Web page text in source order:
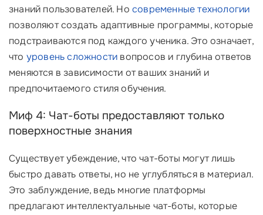
знаний пользователей. Но современные технологии
позволяют создать адаптивные программы, которые
подстраиваются под каждого ученика. Это означает,
что уровень сложности вопросов и глубина ответов
меняются в зависимости от ваших знаний и
предпочитаемого стиля обучения.
Миф 4: Чат-боты предоставляют только
поверхностные знания
Существует убеждение, что чат-боты могут лишь
быстро давать ответы, но не углубляться в материал.
Это заблуждение, ведь многие платформы
предлагают интеллектуальные чат-боты, которые